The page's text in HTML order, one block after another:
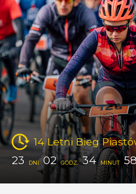
14 Letni Bieg
23 DNI 02 GODZ. 34 MINUT